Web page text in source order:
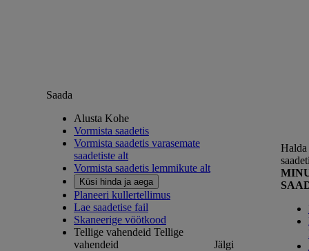
Saada
Alusta Kohe
Vormista saadetis
Vormista saadetis varasemate
saadetiste alt
Vormista saadetis lemmikute alt
Küsi hinda ja aega
Planeeri kullertellimus
Lae saadetise fail
Skaneerige vöötkood
Tellige vahendeid Tellige
vahendeid
Jälgi